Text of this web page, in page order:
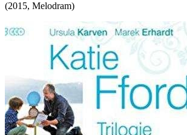
(2015, Melodram)